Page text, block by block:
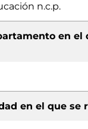
n.c.p.
en el
en el que se